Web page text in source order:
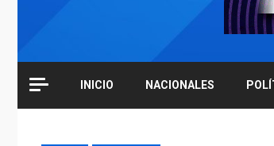
INICIO NACIONALES